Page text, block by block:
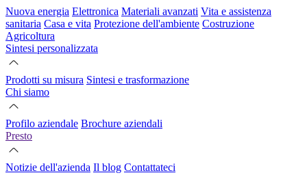
Nuova energia Elettronica Materiali avanzati Vita e assistenza
sanitaria Casa e vita Protezione dell'ambiente Costruzione
Agricoltura
Sintesi personalizzata
Prodotti su misura Sintesi e trasformazione
Chi siamo
Profilo aziendale Brochure aziendali
Presto
Notizie dell'azienda Il blog Contattateci